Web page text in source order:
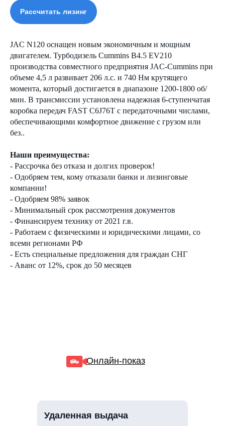
Рассчитать лизинг
JAC N120 оснащен новым экономичным и мощным
двигателем. Турбодизель Cummins B4.5 EV210
производства совместного предприятия JAC-Cummins при
объеме 4,5 л развивает 206 л.с. и 740 Нм крутящего
момента, который достигается в диапазоне 1200-1800 об/
мин. В трансмиссии установлена надежная 6-ступенчатая
коробка передач FAST C6J76T с передаточными числами,
обеспечивающими комфортное движение с грузом или
без..
Наши преимущества:
- Рассрочка без отказа и долгих проверок!
- Одобряем тем, кому отказали банки и лизинговые
компании!
- Одобряем 98% заявок
- Минимальный срок рассмотрения документов
- Финансируем технику от 2021 г.в.
- Работаем с физическими и юридическими лицами, со
всеми регионами РФ
- Есть специальные предложения для граждан СНГ
- Аванс от 12%, срок до 50 месяцев
Онлайн-показ
Удаленная выдача